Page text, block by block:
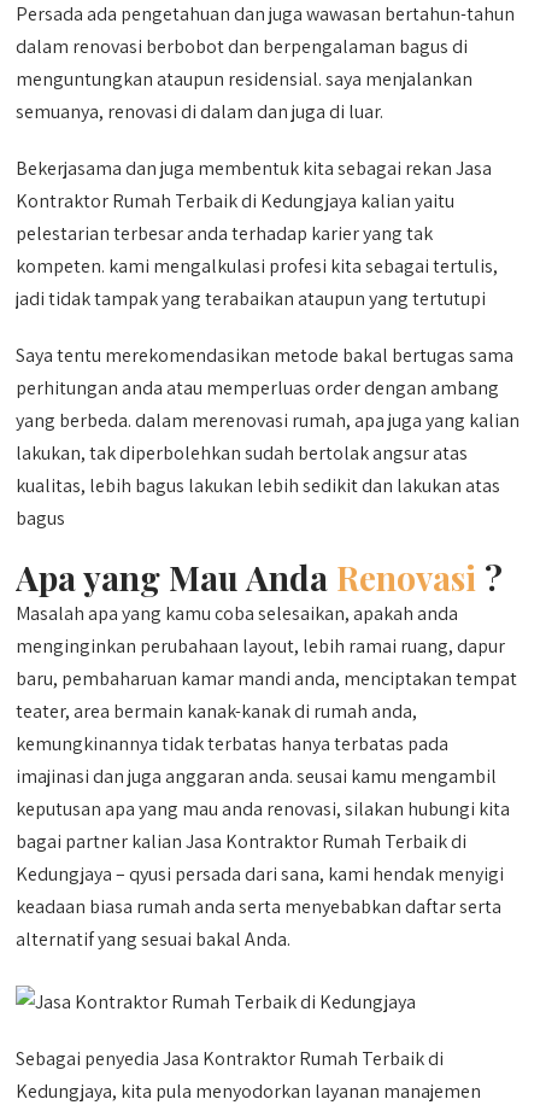
Persada ada pengetahuan dan juga wawasan bertahun-tahun
dalam renovasi berbobot dan berpengalaman bagus di
menguntungkan ataupun residensial. saya menjalankan
semuanya, renovasi di dalam dan juga di luar.
Bekerjasama dan juga membentuk kita sebagai rekan Jasa
Kontraktor Rumah Terbaik di Kedungjaya kalian yaitu
pelestarian terbesar anda terhadap karier yang tak
kompeten. kami mengalkulasi profesi kita sebagai tertulis,
jadi tidak tampak yang terabaikan ataupun yang tertutupi
Saya tentu merekomendasikan metode bakal bertugas sama
perhitungan anda atau memperluas order dengan ambang
yang berbeda. dalam merenovasi rumah, apa juga yang kalian
lakukan, tak diperbolehkan sudah bertolak angsur atas
kualitas, lebih bagus lakukan lebih sedikit dan lakukan atas
bagus
Apa yang Mau Anda Renovasi ?
Masalah apa yang kamu coba selesaikan, apakah anda
menginginkan perubahaan layout, lebih ramai ruang, dapur
baru, pembaharuan kamar mandi anda, menciptakan tempat
teater, area bermain kanak-kanak di rumah anda,
kemungkinannya tidak terbatas hanya terbatas pada
imajinasi dan juga anggaran anda. seusai kamu mengambil
keputusan apa yang mau anda renovasi, silakan hubungi kita
bagai partner kalian Jasa Kontraktor Rumah Terbaik di
Kedungjaya – qyusi persada dari sana, kami hendak menyigi
keadaan biasa rumah anda serta menyebabkan daftar serta
alternatif yang sesuai bakal Anda.
Sebagai penyedia Jasa Kontraktor Rumah Terbaik di
Kedungjaya, kita pula menyodorkan layanan manajemen